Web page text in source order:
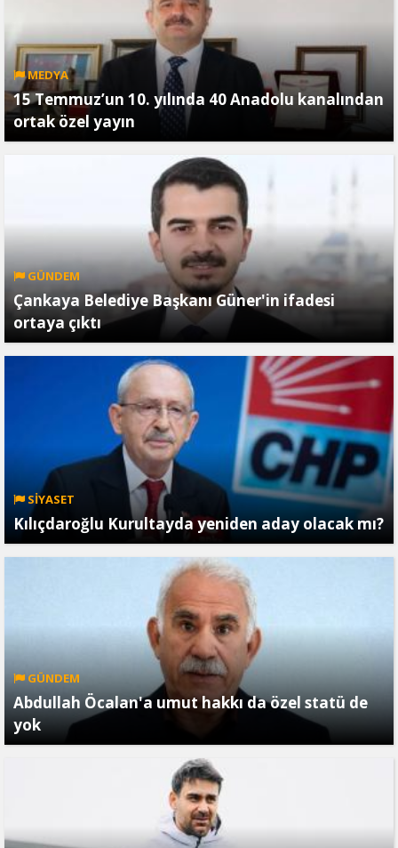
MEDYA
15 Temmuz’un 10. yılında 40 Anadolu kanalından
ortak özel yayın
GÜNDEM
Çankaya Belediye Başkanı Güner'in ifadesi
ortaya çıktı
SİYASET
Kılıçdaroğlu Kurultayda yeniden aday olacak mı?
GÜNDEM
Abdullah Öcalan'a umut hakkı da özel statü de
yok